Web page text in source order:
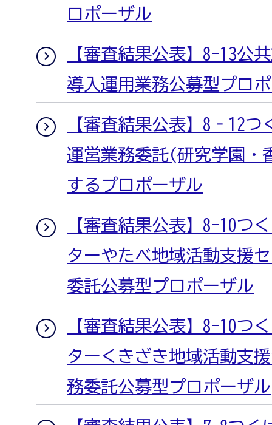
ロポーザル
【審査結果公表】8-13公
導入運用業務公募型プロ
【審査結果公表】8‐12つ
運営業務委託(研究学園・
するプロポーザル
【審査結果公表】8-10つ
ターやたべ地域活動支援
委託公募型プロポーザル
【審査結果公表】8-10つ
ターくきざき地域活動支
務委託公募型プロポーザル